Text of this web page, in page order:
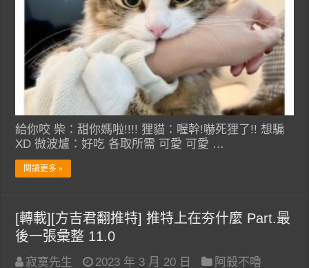
給你咬 柴：甜你媽啦!!!! 狸貓：喔幹!嚇死狸了!! 想騙
XD 微波爐：好吃 各取所需 可愛 可愛 …
閱讀更多 »
[轉載][方吉君翻推特] 推特上在夯什麼 Part.最
後一張彙整 11.0
寂寞先生 2023 年 3 月 20 日 阿殺不嚕